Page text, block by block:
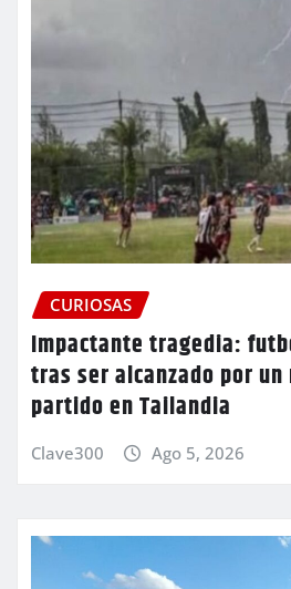
CURIOSAS
Impactante tragedia:
tras ser alcanzado por
partido en Tailandia
Clave300 Ago 5, 2026